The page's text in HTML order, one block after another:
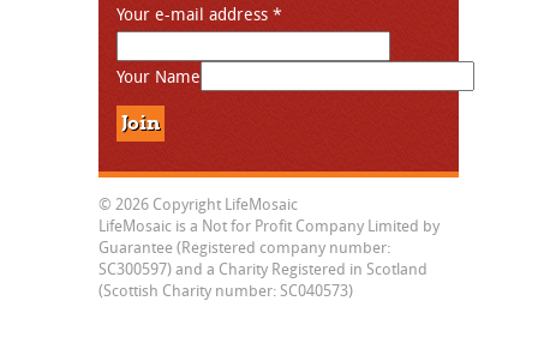
Your e-mail address *
Your Name
© 2026 Copyright LifeMosaic
LifeMosaic is a Not for Profit Company Limited by
Guarantee (Registered company number:
SC300597) and a Charity Registered in Scotland
(Scottish Charity number: SC040573)